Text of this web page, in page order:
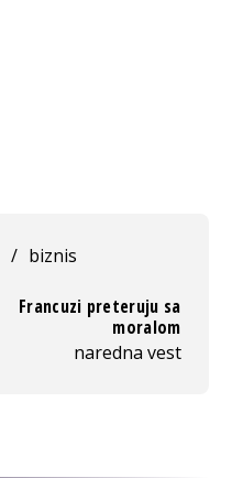
/ biznis
Francuzi preteruju sa
moralom
naredna vest